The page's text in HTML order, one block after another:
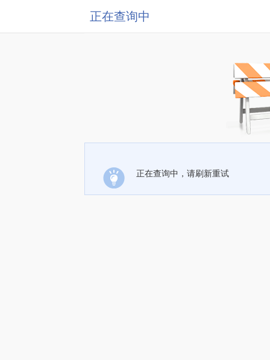
正在查询中
正在查询中，请刷新重试